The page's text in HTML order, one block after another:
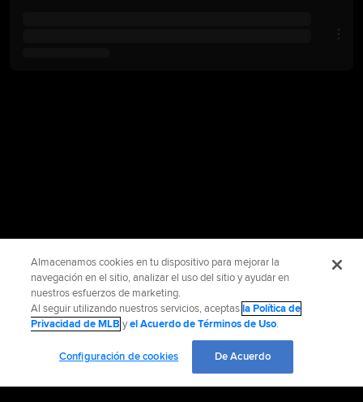
Almacenamos cookies en tu dispositivo para mejorar la
navegación en el sitio, analizar el uso del sitio y ayudar en
nuestros esfuerzos de marketing.
Al seguir utilizando nuestros servicios, aceptasla Política de
Privacidad de MLB yel Acuerdo de Términos de Uso.
Configuración de cookies De Acuerdo